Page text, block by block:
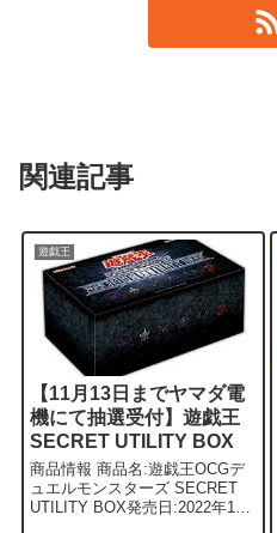
関連記事
遊戯王
【11月13日までヤマダ電
機にて抽選受付】遊戯王
SECRET UTILITY BOX
商品情報 商品名:遊戯王OCGデ
ュエルモンスターズ SECRET
UTILITY BOX発売日:2022年12